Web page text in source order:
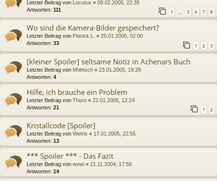
Letzter Beitrag von Locutus « 08.02.2005, 22:35
Antworten: 111 1 … 5 6 7 8
Wo sind die Kamera-Bilder gespeichert?
Letzter Beitrag von Patrick L. « 25.01.2005, 02:00
Antworten: 33 1 2 3
[kleiner Spoiler] seltsame Notiz in Achenars Buch
Letzter Beitrag von MVetsch « 23.01.2005, 19:28
Antworten: 4
Hilfe, ich brauche ein Problem
Letzter Beitrag von Thoro « 22.01.2005, 12:24
Antworten: 21 1 2
Kristallcode [Spoiler]
Letzter Beitrag von Wetrix « 17.01.2005, 22:55
Antworten: 13
*** Spoiler *** - Das Fazit
Letzter Beitrag von wewi « 21.11.2004, 17:58
Antworten: 14